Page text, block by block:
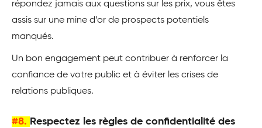
répondez jamais aux questions sur les prix, vous êtes
assis sur une mine d’or de prospects potentiels
manqués.
Un bon engagement peut contribuer à renforcer la
confiance de votre public et à éviter les crises de
relations publiques.
#8. Respectez les règles de confidentialité des